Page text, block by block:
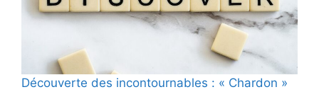
Découverte des incontournables : « Chardon »